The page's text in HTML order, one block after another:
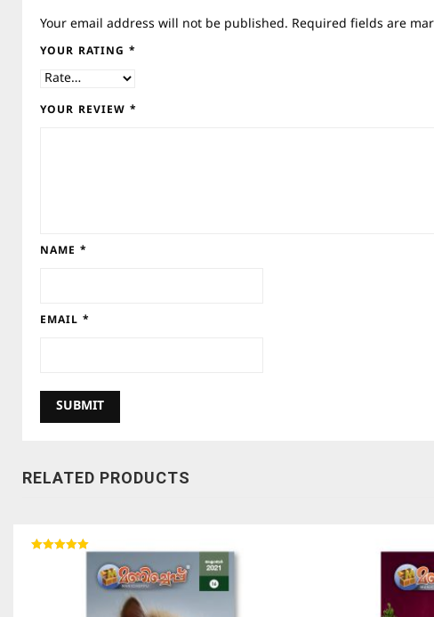
Your email address will not be published. Required fields are
YOUR RATING *
YOUR REVIEW *
NAME *
EMAIL *
RELATED PRODUCTS